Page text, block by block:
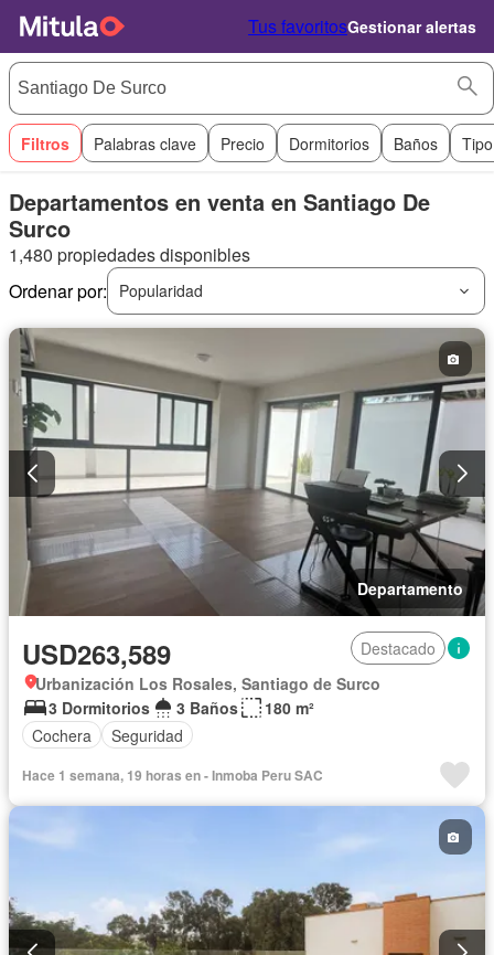
Tus favoritosGestionar alertas
Filtros Palabras clave Precio Dormitorios Baños
Departamentos en venta en Santiago De
Surco
1,480 propiedades disponibles
Ordenar por:
Popularidad
Departamento
USD263,589
Destacado
Urbanización Los Rosales, Santiago de Surco
3 Dormitorios
3 Baños
180 m²
Cochera
Seguridad
Hace 1 semana, 19 horas en - Inmoba Peru SAC